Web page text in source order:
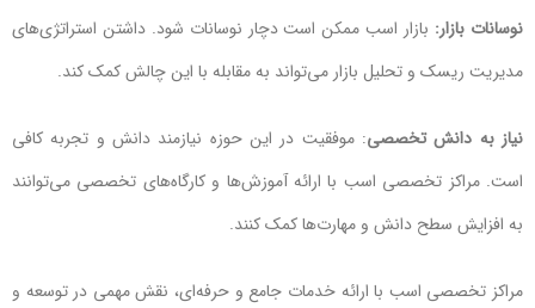
نوسانات بازار: بازار اسب ممکن است دچار نوسانات شود. داشتن استراتژی‌های
مدیریت ریسک و تحلیل بازار می‌تواند به مقابله با این چالش کمک کند.
نیاز به دانش تخصصی: موفقیت در این حوزه نیازمند دانش و تجربه کافی
است. مراکز تخصصی اسب با ارائه آموزش‌ها و کارگاه‌های تخصصی می‌توانند
به افزایش سطح دانش و مهارت‌ها کمک کنند.
مراکز تخصصی اسب با ارائه خدمات جامع و حرفه‌ای، نقش مهمی در توسعه و